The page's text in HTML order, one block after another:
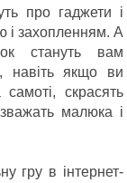
про гаджети і
і захопленням. А
стануть вам
навіть якщо ви
скрасять
малюка і
гру в інтернет-